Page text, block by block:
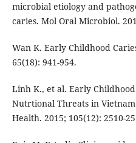
microbial etiology and
caries. Mol Oral Microbiol.
Wan K. Early Childhood
65(18): 941-954.
Linh K., et al. Early
Nutrtional Threats in
Health. 2015; 105(12): 2510-